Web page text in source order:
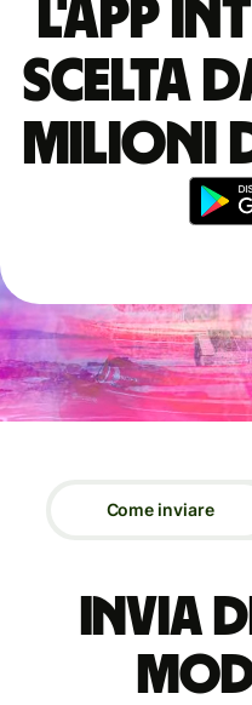
L'app
scelta
milioni
Come inviare
Invia